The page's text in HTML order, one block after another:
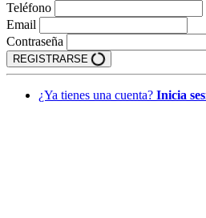
Teléfono
Email
Contraseña
REGISTRARSE
¿Ya tienes una cuenta? Inicia